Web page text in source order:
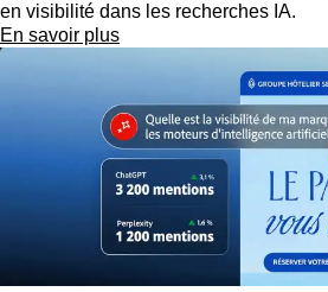
en visibilité dans les recherches IA.
En savoir plus